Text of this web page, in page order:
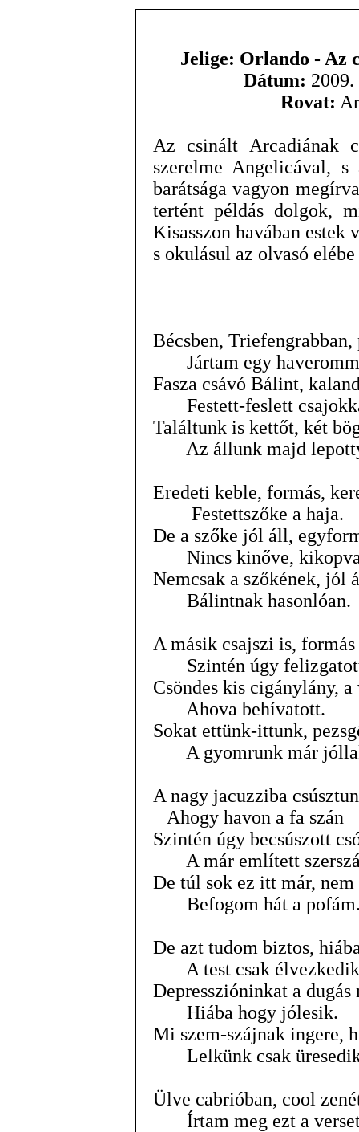
Jelige: Orlando - Az
Dátum:
Rovat:
Az csinált Arcadiának
szerelme Angelicával, s
barátsága vagyon
tertént példás dolgok,
Kisasszon havában estek
s okulásul az olvasó
Bécsben,
Jártam egy
Fasza csávó Bálint,
Festett-feslett
Találtunk is kettőt, két
Az állunk majd
Eredeti keble, formás,
Festettszőke a haja.
De a szőke jól áll,
Nincs kinőve,
Nemcsak a szőkének, jól
Bálintnak hasonlóan.
A másik csajszi is,
Szintén úgy
Csöndes kis cigánylány,
Ahova behívatott.
Sokat ettünk-ittunk,
A gyomrunk már
A nagy jacuzziba
Ahogy havon a fa szán
Szintén úgy becsúszott
A már említett
De túl sok ez itt már,
Befogom hát a
De azt tudom biztos,
A test csak élvezkedik
Depresszióninkat a
Hiába hogy jólesik.
Mi szem-szájnak ingere,
Lelkünk csak
Ülve cabrióban, cool
Írtam meg ezt a